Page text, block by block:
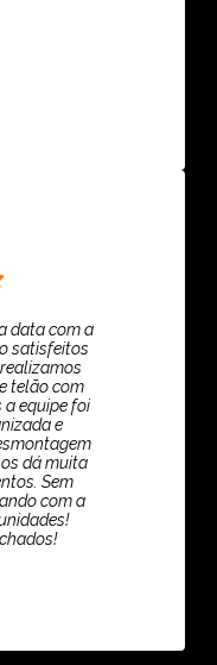
data com a
satisfeitos
telão com
a equipe foi
e
dá muita
Sem
com a